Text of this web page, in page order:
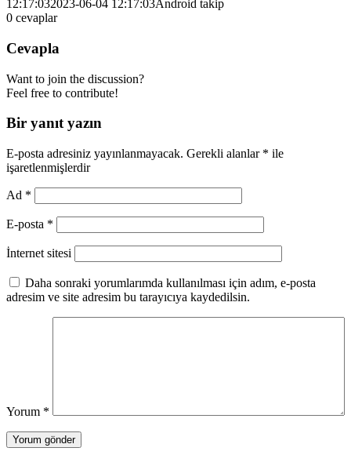
12:17:032023-06-04 12:17:03Android takip
0 cevaplar
Cevapla
Want to join the discussion?
Feel free to contribute!
Bir yanıt yazın
E-posta adresiniz yayınlanmayacak. Gerekli alanlar * ile
işaretlenmişlerdir
Ad *
E-posta *
İnternet sitesi
Daha sonraki yorumlarımda kullanılması için adım, e-posta
adresim ve site adresim bu tarayıcıya kaydedilsin.
Yorum *